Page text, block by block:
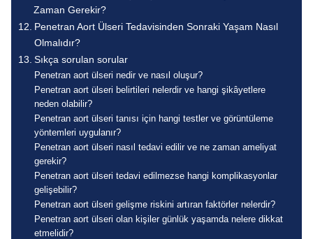
Zaman Gerekir?
Penetran Aort Ülseri Tedavisinden Sonraki Yaşam Nasıl
Olmalıdır?
Sıkça sorulan sorular
Penetran aort ülseri nedir ve nasıl oluşur?
Penetran aort ülseri belirtileri nelerdir ve hangi şikâyetlere
neden olabilir?
Penetran aort ülseri tanısı için hangi testler ve görüntüleme
yöntemleri uygulanır?
Penetran aort ülseri nasıl tedavi edilir ve ne zaman ameliyat
gerekir?
Penetran aort ülseri tedavi edilmezse hangi komplikasyonlar
gelişebilir?
Penetran aort ülseri gelişme riskini artıran faktörler nelerdir?
Penetran aort ülseri olan kişiler günlük yaşamda nelere dikkat
etmelidir?